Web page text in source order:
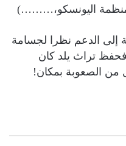
منظمة اليونسكو،………)
إلى الدعم نظرا لجسامة
فحفظ تراث يلد كان
من الصعوبة بمكان!